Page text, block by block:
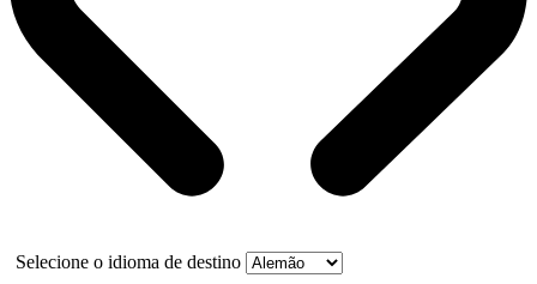
Selecione o idioma de destino